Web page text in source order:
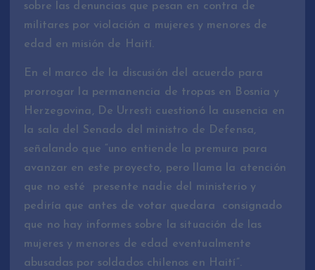
sobre las denuncias que pesan en contra de
militares por violación a mujeres y menores de
edad en misión de Haití.
En el marco de la discusión del acuerdo para
prorrogar la permanencia de tropas en Bosnia y
Herzegovina, De Urresti cuestionó la ausencia en
la sala del Senado del ministro de Defensa,
señalando que “uno entiende la premura para
avanzar en este proyecto, pero llama la atención
que no esté presente nadie del ministerio y
pediría que antes de votar quedara consignado
que no hay informes sobre la situación de las
mujeres y menores de edad eventualmente
abusadas por soldados chilenos en Haití”.